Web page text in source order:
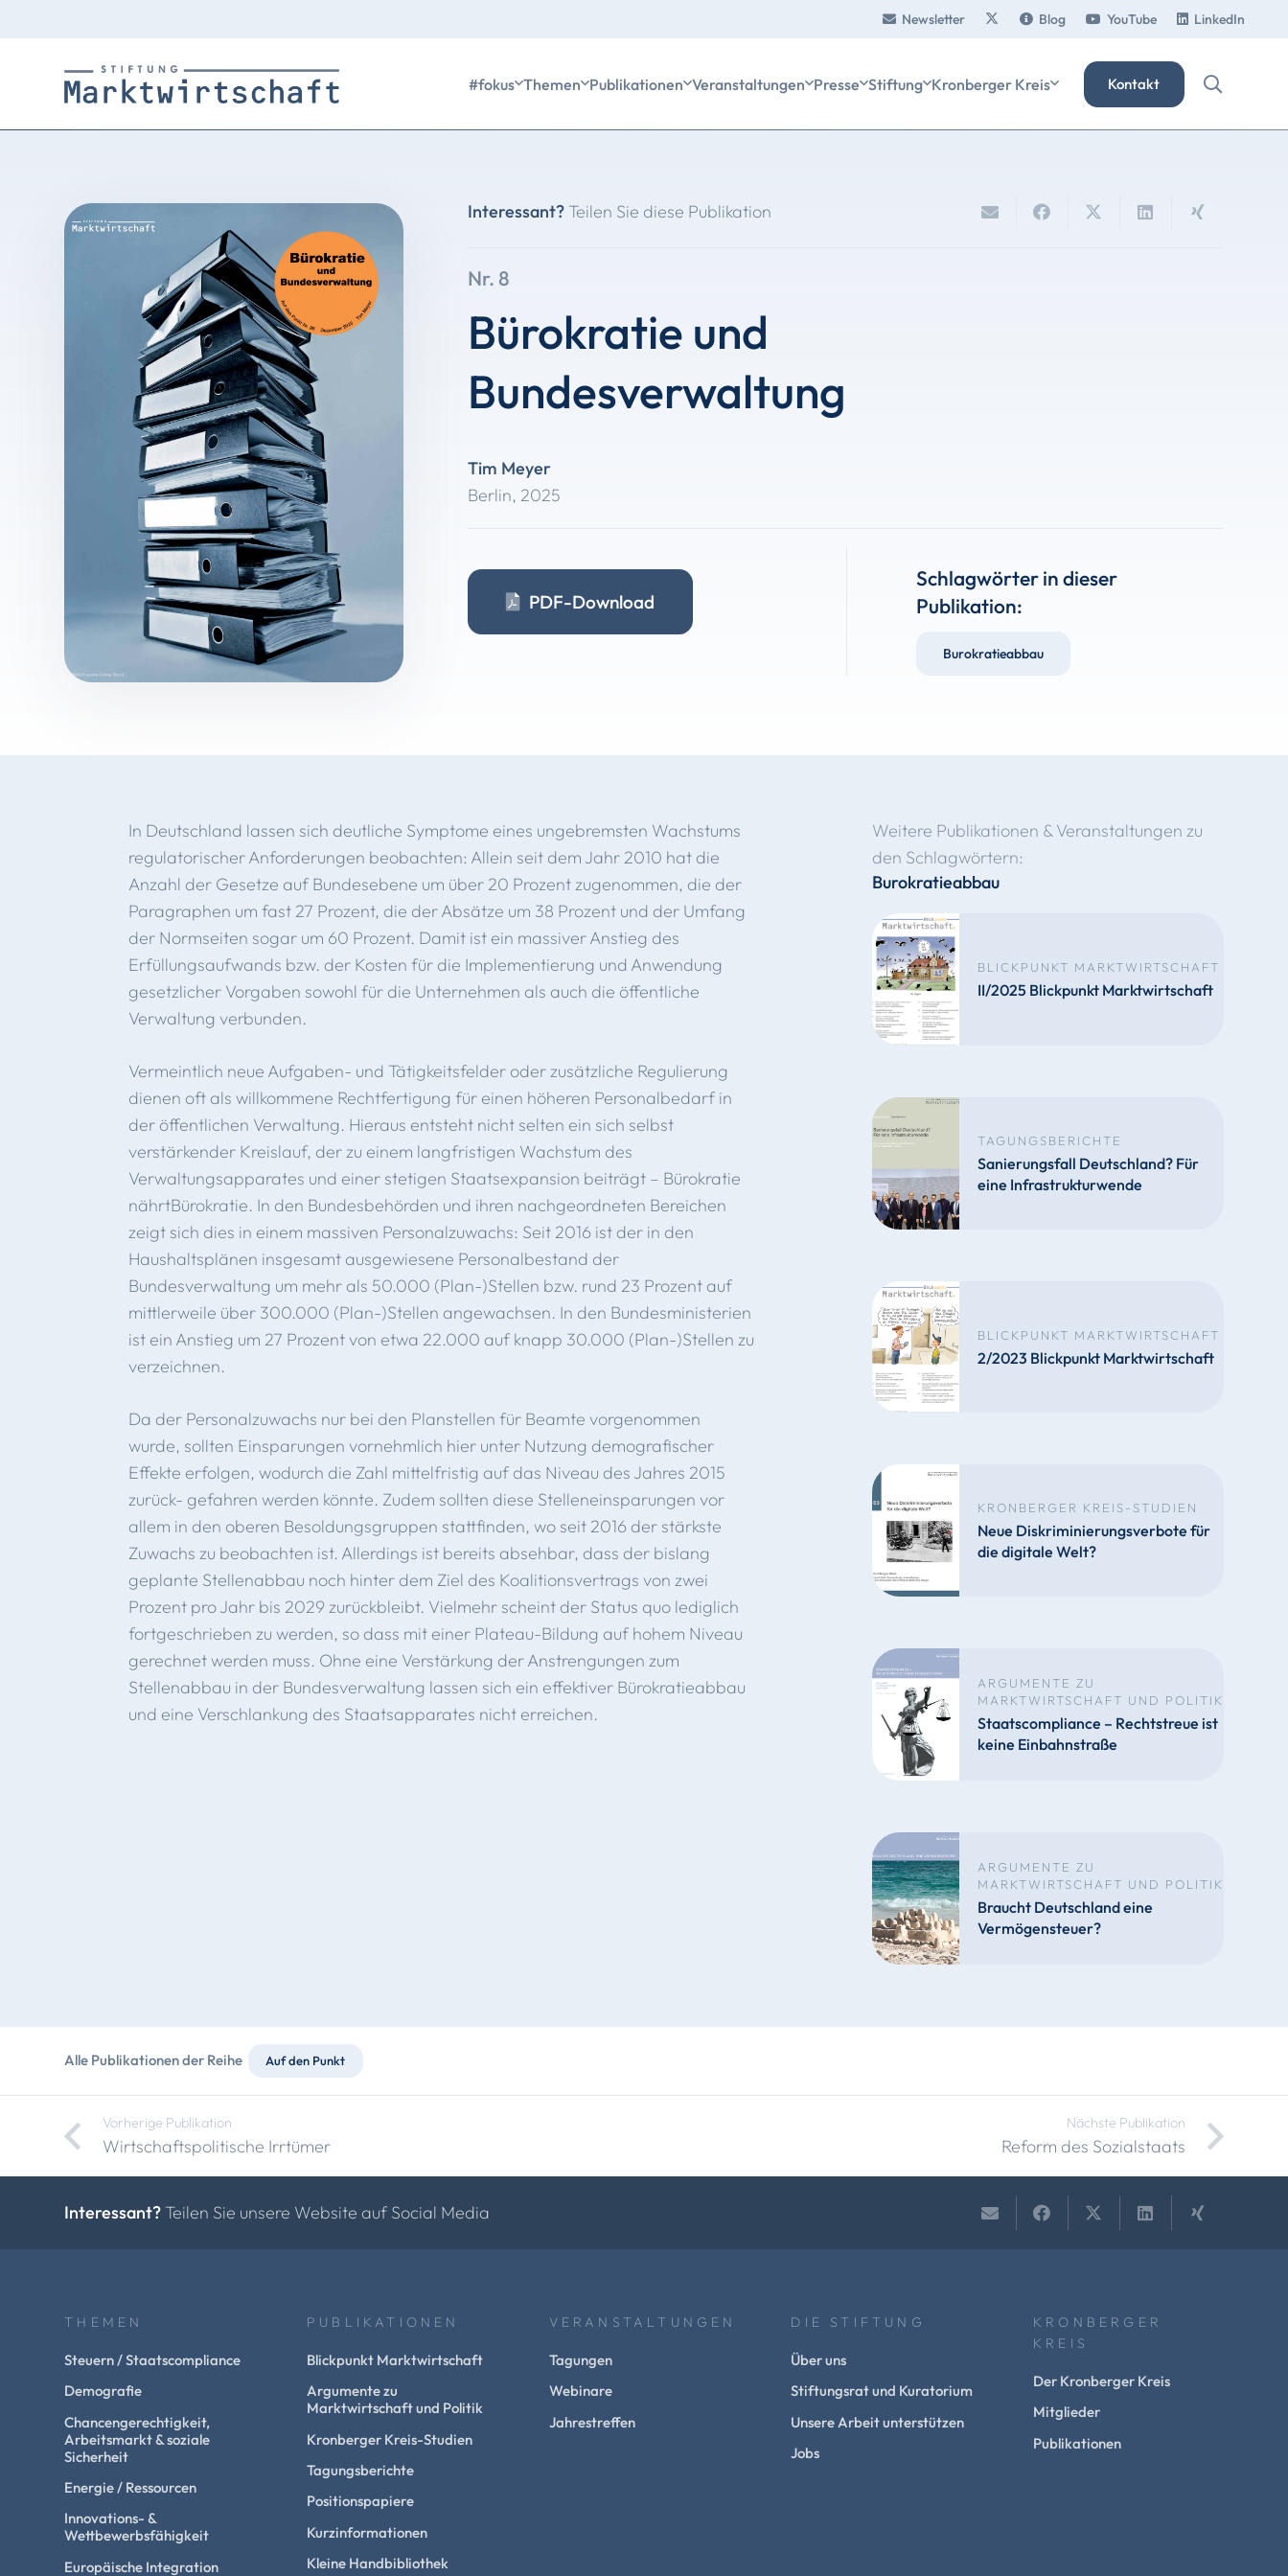
Newsletter Blog YouTube LinkedIn
#fokus Themen Publikationen Veranstaltungen Presse Stiftung Kronberger Kreis Kontakt
Interessant? Teilen Sie diese Publikation
Nr. 8
Bürokratie und
Bundesverwaltung
Tim Meyer
Berlin, 2025
PDF-Download
Schlagwörter in dieser
Publikation:
Burokratieabbau
In Deutschland lassen sich deutliche Symptome eines ungebremsten Wachstums
regulatorischer Anforderungen beobachten: Allein seit dem Jahr 2010 hat die
Anzahl der Gesetze auf Bundesebene um über 20 Prozent zugenommen, die der
Paragraphen um fast 27 Prozent, die der Absätze um 38 Prozent und der Umfang
der Normseiten sogar um 60 Prozent. Damit ist ein massiver Anstieg des
Erfüllungsaufwands bzw. der Kosten für die Implementierung und Anwendung
gesetzlicher Vorgaben sowohl für die Unternehmen als auch die öffentliche
Verwaltung verbunden.
Vermeintlich neue Aufgaben- und Tätigkeitsfelder oder zusätzliche Regulierung
dienen oft als willkommene Rechtfertigung für einen höheren Personalbedarf in
der öffentlichen Verwaltung. Hieraus entsteht nicht selten ein sich selbst
verstärkender Kreislauf, der zu einem langfristigen Wachstum des
Verwaltungsapparates und einer stetigen Staatsexpansion beiträgt – Bürokratie
nährtBürokratie. In den Bundesbehörden und ihren nachgeordneten Bereichen
zeigt sich dies in einem massiven Personalzuwachs: Seit 2016 ist der in den
Haushaltsplänen insgesamt ausgewiesene Personalbestand der
Bundesverwaltung um mehr als 50.000 (Plan-)Stellen bzw. rund 23 Prozent auf
mittlerweile über 300.000 (Plan-)Stellen angewachsen. In den Bundesministerien
ist ein Anstieg um 27 Prozent von etwa 22.000 auf knapp 30.000 (Plan-)Stellen zu
verzeichnen.
Da der Personalzuwachs nur bei den Planstellen für Beamte vorgenommen
wurde, sollten Einsparungen vornehmlich hier unter Nutzung demografischer
Effekte erfolgen, wodurch die Zahl mittelfristig auf das Niveau des Jahres 2015
zurück- gefahren werden könnte. Zudem sollten diese Stelleneinsparungen vor
allem in den oberen Besoldungsgruppen stattfinden, wo seit 2016 der stärkste
Zuwachs zu beobachten ist. Allerdings ist bereits absehbar, dass der bislang
geplante Stellenabbau noch hinter dem Ziel des Koalitionsvertrags von zwei
Prozent pro Jahr bis 2029 zurückbleibt. Vielmehr scheint der Status quo lediglich
fortgeschrieben zu werden, so dass mit einer Plateau-Bildung auf hohem Niveau
gerechnet werden muss. Ohne eine Verstärkung der Anstrengungen zum
Stellenabbau in der Bundesverwaltung lassen sich ein effektiver Bürokratieabbau
und eine Verschlankung des Staatsapparates nicht erreichen.
Weitere Publikationen & Veranstaltungen zu
den Schlagwörtern:
Burokratieabbau
BLICKPUNKT MARKTWIRTSCHAFT
II/2025 Blickpunkt Marktwirtschaft
TAGUNGSBERICHTE
Sanierungsfall Deutschland? Für
eine Infrastrukturwende
BLICKPUNKT MARKTWIRTSCHAFT
2/2023 Blickpunkt Marktwirtschaft
KRONBERGER KREIS-STUDIEN
Neue Diskriminierungsverbote für
die digitale Welt?
ARGUMENTE ZU
MARKTWIRTSCHAFT UND POLITIK
Staatscompliance – Rechtstreue ist
keine Einbahnstraße
ARGUMENTE ZU
MARKTWIRTSCHAFT UND POLITIK
Braucht Deutschland eine
Vermögensteuer?
Alle Publikationen der Reihe Auf den Punkt
Vorherige Publikation
Wirtschaftspolitische Irrtümer
Nächste Publikation
Reform des Sozialstaats
Interessant? Teilen Sie unsere Website auf Social Media
THEMEN
Steuern / Staatscompliance
Demografie
Chancengerechtigkeit,
Arbeitsmarkt & soziale
Sicherheit
Energie / Ressourcen
Innovations- &
Wettbewerbsfähigkeit
Europäische Integration
PUBLIKATIONEN
Blickpunkt Marktwirtschaft
Argumente zu
Marktwirtschaft und Politik
Kronberger Kreis-Studien
Tagungsberichte
Positionspapiere
Kurzinformationen
Kleine Handbibliothek
VERANSTALTUNGEN
Tagungen
Webinare
Jahrestreffen
DIE STIFTUNG
Über uns
Stiftungsrat und Kuratorium
Unsere Arbeit unterstützen
Jobs
KRONBERGER
KREIS
Der Kronberger Kreis
Mitglieder
Publikationen